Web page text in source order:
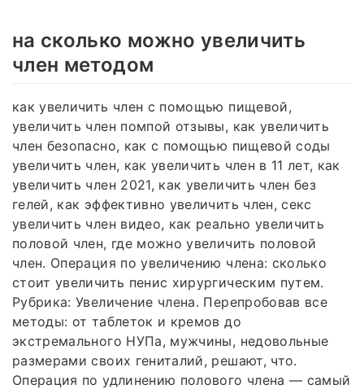
на сколько можно увеличить
член методом
как увеличить член с помощью пищевой,
увеличить член помпой отзывы, как увеличить
член безопасно, как с помощью пищевой соды
увеличить член, как увеличить член в 11 лет, как
увеличить член 2021, как увеличить член без
гелей, как эффективно увеличить член, секс
увеличить член видео, как реально увеличить
половой член, где можно увеличить половой
член. Операция по увеличению члена: сколько
стоит увеличить пенис хирургическим путем.
Рубрика: Увеличение члена. Перепробовав все
методы: от таблеток и кремов до
экстремального НУПа, мужчины, недовольные
размерами своих гениталий, решают, что.
Операция по удлинению полового члена — самый